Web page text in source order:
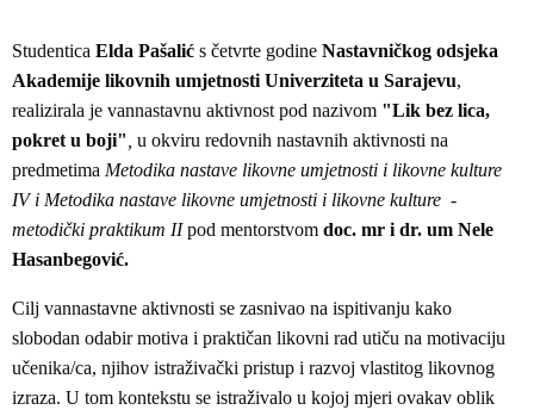
Studentica Elda Pašalić s četvrte godine Nastavničkog odsjeka
Akademije likovnih umjetnosti Univerziteta u Sarajevu,
realizirala je vannastavnu aktivnost pod nazivom "Lik bez lica,
pokret u boji" u okviru redovnih nastavnih aktivnosti na
predmetima Metodika nastave likovne umjetnosti i likovne kulture
IV i Metodika nastave likovne umjetnosti i likovne kulture -
metodički praktikum IIpod mentorstvom doc. mr i dr. um Nele
Hasanbegović.
Cilj vannastavne aktivnosti se zasnivao na ispitivanju kako
slobodan odabir motiva i praktičan likovni rad utiču na motivaciju
učenika/ca, njihov istraživački pristup i razvoj vlastitog likovnog
izraza. U tom kontekstu se istraživalo u kojoj mjeri ovakav oblik